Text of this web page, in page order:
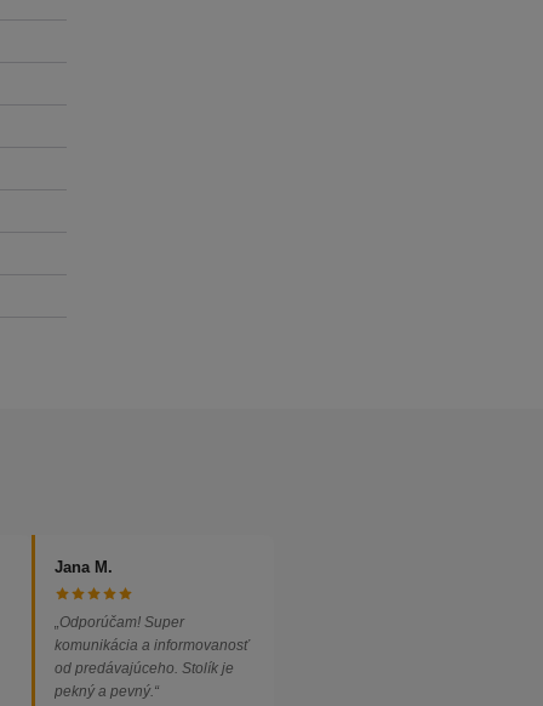
Jana M.
„Odporúčam! Super
komunikácia a informovanosť
od predávajúceho. Stolík je
pekný a pevný.“